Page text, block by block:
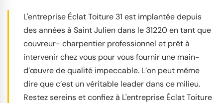
L'entreprise Éclat Toiture 31 est implantée depuis
des années à Saint Julien dans le 31220 en tant que
couvreur- charpentier professionnel et prêt à
intervenir chez vous pour vous fournir une main-
d’œuvre de qualité impeccable. L’on peut même
dire que c’est un véritable leader dans ce milieu.
Restez sereins et confiez à L'entreprise Éclat Toiture